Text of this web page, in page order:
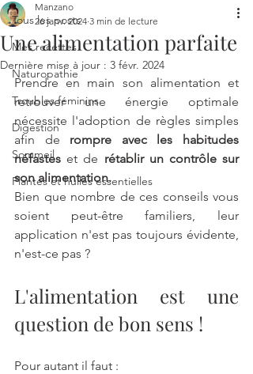
Tous les posts
Mes recettes
Naturopathie
Troubles féminins
Digestion
Sommeil
Plantes et huiles essentielles
Une alimentation parfaite
Manzano
26 janv. 2024 3 min de lecture
Dernière mise à jour : 3 févr. 2024
Prendre en main son alimentation et
retrouver une énergie optimale
nécessite l'adoption de règles simples
afin de rompre avec les habitudes
néfastes et de rétablir un contrôle sur
son alimentation.
Bien que nombre de ces conseils vous
soient peut-être familiers, leur
application n'est pas toujours évidente,
n'est-ce pas ?
L'alimentation est une
question de bon sens !
Pour autant il faut :